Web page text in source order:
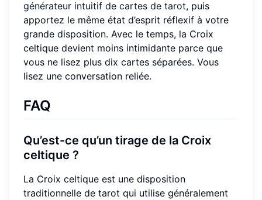
générateur intuitif de cartes de tarot, puis
apportez le même état d’esprit réflexif à votre
grande disposition. Avec le temps, la Croix
celtique devient moins intimidante parce que
vous ne lisez plus dix cartes séparées. Vous
lisez une conversation reliée.
FAQ
Qu’est-ce qu’un tirage de la Croix
celtique ?
La Croix celtique est une disposition
traditionnelle de tarot qui utilise généralement